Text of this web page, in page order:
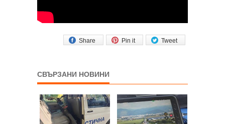
Tweet
Pin it
Share
СВЪРЗАНИ НОВИНИ